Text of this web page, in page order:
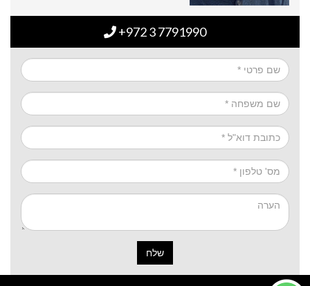
+972 3 7791990
שלח